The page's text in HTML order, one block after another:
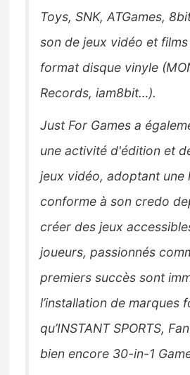
Toys, SNK, ATGames,
son de jeux vidéo et
format disque vinyle
Records, iam8bit…).
Just For Games a
une activité d'édition et
jeux vidéo, adoptant une
conforme à son credo
créer des jeux
joueurs, passionnés
premiers succès sont
l’installation de marques
qu’INSTANT SPORTS,
bien encore 30-in-1